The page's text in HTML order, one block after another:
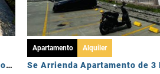
Se Vende Casa Campestre en Conjunto - Sector El Caimo
Apartamento Alquiler